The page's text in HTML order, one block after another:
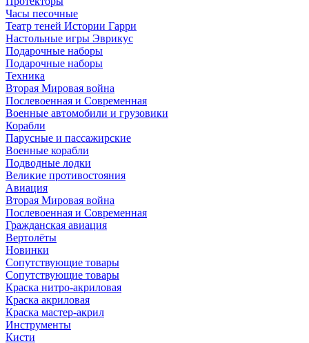
Часы песочные
Театр теней Истории Гарри
Настольные игры Эврикус
Подарочные наборы
Подарочные наборы
Техника
Вторая Мировая война
Послевоенная и Современная
Военные автомобили и грузовики
Корабли
Парусные и пассажирские
Военные корабли
Подводные лодки
Великие противостояния
Авиация
Вторая Мировая война
Послевоенная и Современная
Гражданская авиация
Вертолёты
Новинки
Сопутствующие товары
Сопутствующие товары
Краска нитро-акриловая
Краска акриловая
Краска мастер-акрил
Инструменты
Кисти